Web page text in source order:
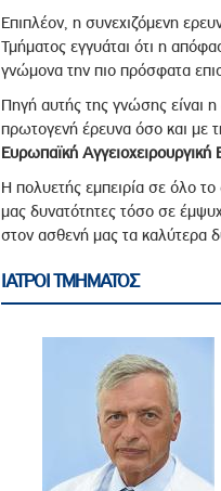
Επιπλέον, η συνεχιζόμενη
Τμήματος εγγυάται ότι η
γνώμονα την πιο πρόσφατα
Πηγή αυτής της γνώσης είναι
πρωτογενή έρευνα όσο και
Ευρωπαϊκή Αγγειοχειρουργική
Η πολυετής εμπειρία σε όλο
μας δυνατότητες τόσο σε
στον ασθενή μας τα καλύτερα
ΙΑΤΡΟΙ ΤΜΗΜΑΤΟΣ